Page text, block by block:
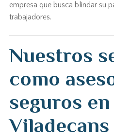
empresa que busca blindar su
trabajadores.
Nuestros
como
seguros en
Viladecans